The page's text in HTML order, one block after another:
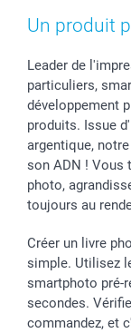
Coques
Cadres photo &
Dénicheur
Fête des Mères
Communion
Baptême
Toussaint
Rentrée des
Saint-Valentin
Vacances
Droit de rétraction
Vie privée
Gestion des
Tarifs
Partenariats &
Investisseurs
Aide
smartfriends
Livraison
Modes de
Grandes quantités
Statut de ma
Un produit
Leader de
particuliers,
développement
produits. Issue
argentique,
son ADN ! Vous
photo,
toujours au
Créer un livre
simple. Utilisez
smartphoto pré-
secondes.
commandez, et